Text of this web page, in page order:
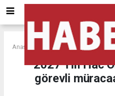
Anasayfa GÜNDEM
2027 Yılı Hac
görevli